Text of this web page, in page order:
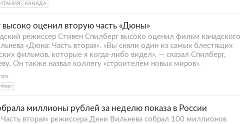
КАНАДА
оценил вторую часть «Дюны»
режиссер Стивен Спилберг высоко оценил фильм канадского
«Дюна: Часть вторая». «Вы сняли один из самых блестящих
фильмов, которые я когда-либо видел», — сказал Спилберг,
Он также назвал коллегу «строителем новых миров».
миллионы рублей за неделю показа в России
вторая» режиссера Дени Вильнева собрал 100 миллионов